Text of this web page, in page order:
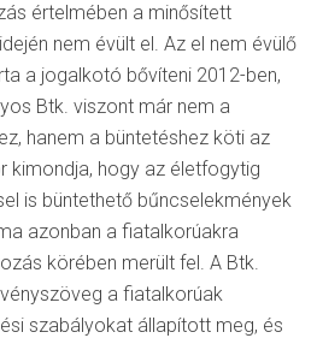
értelmében a minősített
nem évült el. Az el nem évülő
a jogalkotó bővíteni 2012-ben,
Btk. viszont már nem a
hanem a büntetéshez köti az
kimondja, hogy az életfogytig
is büntethető bűncselekmények
azonban a fiatalkorúakra
körében merült fel. A Btk.
a fiatalkorúak
szabályokat állapított meg, és